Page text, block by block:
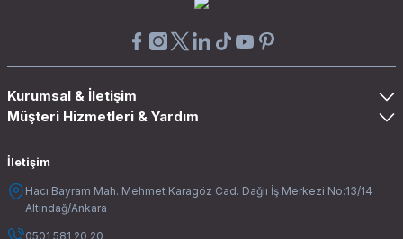
Kurumsal & İletişim
Müşteri Hizmetleri & Yardım
İletişim
Hacı Bayram Mah. Mehmet Karagöz Cad. Dağlı İş Merkezi No:13/14
Altındağ/Ankara
0501 581 20 20